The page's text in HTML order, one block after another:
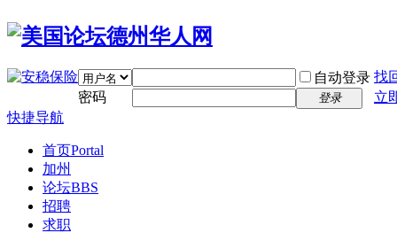
自动登录 找
密码
登录
立
快捷导航
首页Portal
加州
论坛BBS
招聘
求职